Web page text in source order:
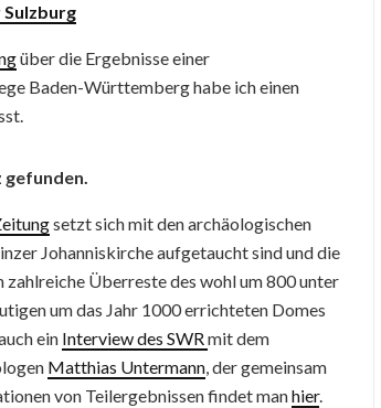
über die Ergebnisse einer
Baden-Württemberg habe ich einen
gefunden.
setzt sich mit den archäologischen
Johanniskirche aufgetaucht sind und die
Überreste des wohl um 800 unter
um das Jahr 1000 errichteten Domes
ein Interview des SWRmit dem
Matthias Untermann, der gemeinsam
von Teilergebnissen findet manhier.